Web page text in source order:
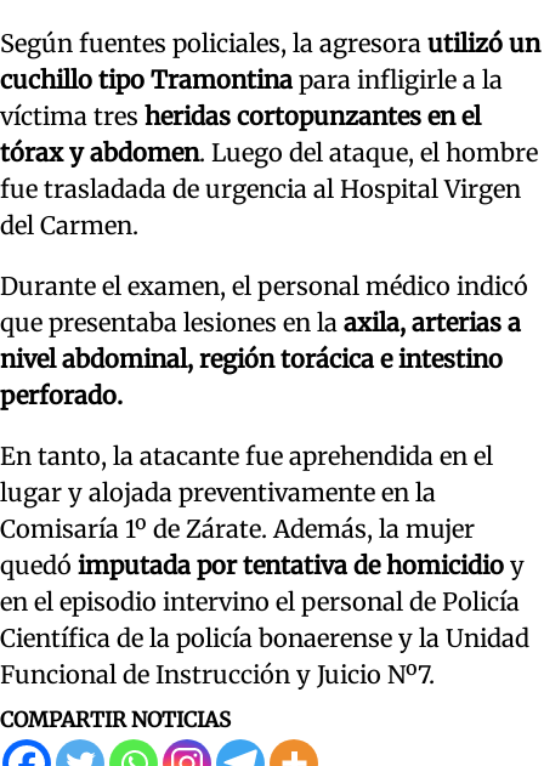
Según fuentes policiales, la agresora utilizó un
cuchillo tipo Tramontina para infligirle a la
víctima tres heridas cortopunzantes en el
tórax y abdomen. Luego del ataque, el hombre
fue trasladada de urgencia al Hospital Virgen
del Carmen.
Durante el examen, el personal médico indicó
que presentaba lesiones en la axila, arterias a
nivel abdominal, región torácica e intestino
perforado.
En tanto, la atacante fue aprehendida en el
lugar y alojada preventivamente en la
Comisaría 1º de Zárate. Además, la mujer
quedó imputada por tentativa de homicidio y
en el episodio intervino el personal de Policía
Científica de la policía bonaerense y la Unidad
Funcional de Instrucción y Juicio Nº7.
COMPARTIR NOTICIAS